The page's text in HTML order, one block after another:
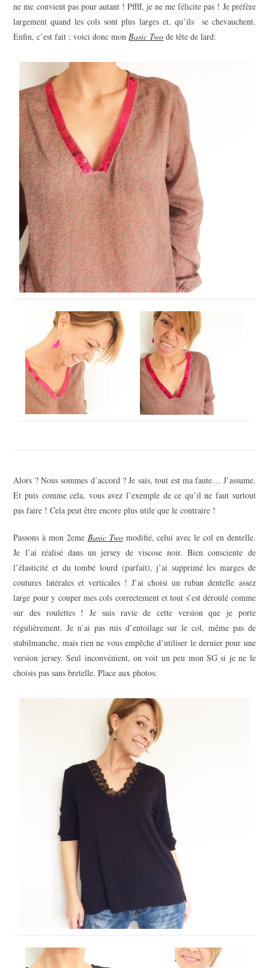
ne me convient pas pour autant ! Pffff, je ne me félicite pas ! Je préfère
largement quand les cols sont plus larges et, qu’ils se chevauchent.
Enfin, c’est fait ; voici donc monBasic Two de tête de lard:
Alors ? Nous sommes d’accord ? Je sais, tout est ma faute… J’assume.
Et puis comme cela, vous avez l’exemple de ce qu’il ne faut surtout
pas faire ! Cela peut être encore plus utile que le contraire !
Passons à mon 2eme Basic Twomodifié, celui avec le col en dentelle.
Je l’ai réalisé dans un jersey de viscose noir. Bien consciente de
l’élasticité et du tombé lourd (parfait), j’ai supprimé les marges de
coutures latérales et verticales ! J’ai choisi un ruban dentelle assez
large pour y couper mes cols correctement et tout s’est déroulé comme
sur des roulettes ! Je suis ravie de cette version que je porte
régulièrement. Je n’ai pas mis d’entoilage sur le col, même pas de
stabilmanche, mais rien ne vous empêche d’utiliser le dernier pour une
version jersey. Seul inconvénient, on voit un peu mon SG si je ne le
choisis pas sans bretelle. Place aux photos: